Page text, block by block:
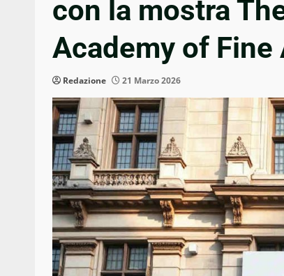
con la mostra
Academy of Fine
Redazione 21 Marzo 2026